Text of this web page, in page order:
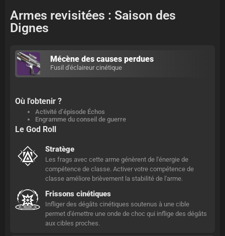
Armes revisitées : Saison des
Dignes
Mécène des causes perdues
Fusil d'éclaireur cinétique
Où l'obtenir ?
Activité d’épisode Échos
Engramme du conseil de guerre
Le God Roll
Stratège
Les frags avec cette arme génèrent de l'énergie de
compétence de classe. Activer votre compétence de
classe améliore brièvement la stabilité de l'arme.
Frissons cinétiques
Infliger des dégâts cinétiques soutenus à une cible
permet d'émettre une onde de choc qui inflige des dégâts
aux cibles proches.